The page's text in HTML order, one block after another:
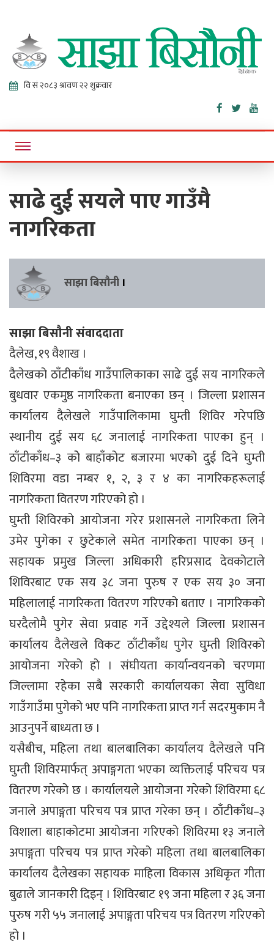
Sajha
Bisaunee
Online News Portal
साढे दुई सयले पाए गाउँमै
नागरिकता
साझा बिसौनी ।
साझा बिसौनी संवाददाता
दैलेख, १९ वैशाख ।
दैलेखको ठाँटीकाँध गाउँपालिकाका साढे दुई सय नागरिकले
बुधवार एकमुष्ठ नागरिकता बनाएका छन् । जिल्ला प्रशासन
कार्यालय दैलेखले गाउँपालिकामा घुम्ती शिविर गरेपछि
स्थानीय दुई सय ६८ जनालाई नागरिकता पाएका हुन् ।
ठाँटीकाँध–३ कोे बाहाँकोट बजारमा भएको दुई दिने घुम्ती
शिविरमा वडा नम्बर १, २, ३ र ४ का नागरिकहरूलाई
नागरिकता वितरण गरिएको हो ।
घुम्ती शिविरको आयोजना गरेर प्रशासनले नागरिकता लिने
उमेर पुगेका र छुटेकाले समेत नागरिकता पाएका छन् ।
सहायक प्रमुख जिल्ला अधिकारी हरिप्रसाद देवकोटाले
शिविरबाट एक सय ३८ जना पुरुष र एक सय ३० जना
महिलालाई नागरिकता वितरण गरिएको बताए । नागरिकको
घरदैलोमै पुगेर सेवा प्रवाह गर्ने उद्देश्यले जिल्ला प्रशासन
कार्यालय दैलेखले विकट ठाँटीकाँध पुगेर घुम्ती शिविरको
आयोजना गरेको हो । संघीयता कार्यान्वयनको चरणमा
जिल्लामा रहेका सबै सरकारी कार्यालयका सेवा सुविधा
गाउँगाउँमा पुगेको भए पनि नागरिकता प्राप्त गर्न सदरमुकाम नै
आउनुपर्ने बाध्यता छ ।
यसैबीच, महिला तथा बालबालिका कार्यालय दैलेखले पनि
घुम्ती शिविरमार्फत् अपाङ्गगता भएका व्यक्तिलाई परिचय पत्र
वितरण गरेको छ । कार्यालयले आयोजना गरेको शिविरमा ६८
जनाले अपाङ्गता परिचय पत्र प्राप्त गरेका छन् । ठाँटीकाँध–३
विशाला बाहाकोटमा आयोजना गरिएको शिविरमा १३ जनाले
अपाङ्गता परिचय पत्र प्राप्त गरेको महिला तथा बालबालिका
कार्यालय दैलेखका सहायक माहिला विकास अधिकृत गीता
बुढाले जानकारी दिइन् । शिविरबाट १९ जना महिला र ३६ जना
पुरुष गरी ५५ जनालाई अपाङ्गता परिचय पत्र वितरण गरिएको
हो ।